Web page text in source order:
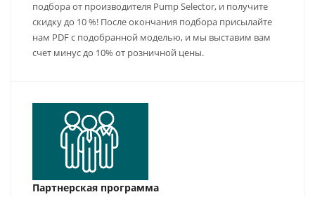
подбора от производителя Pump Selector, и получите
скидку до 10 %! После окончания подбора присылайте
нам PDF с подобранной моделью, и мы выставим вам
счет минус до 10% от розничной цены.
Партнерская программа